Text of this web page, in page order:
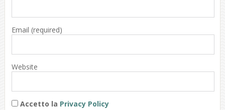
Email (required)
Website
Accetto la Privacy Policy